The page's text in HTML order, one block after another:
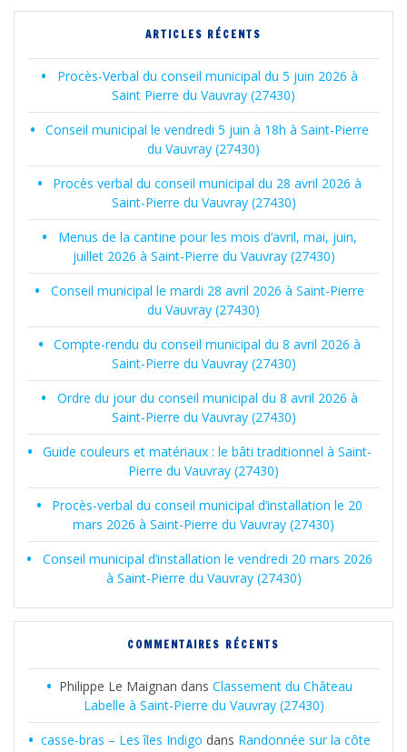
ARTICLES RÉCENTS
Procès-Verbal du conseil municipal du 5 juin 2026 à
Saint Pierre du Vauvray (27430)
Conseil municipal le vendredi 5 juin à 18h à Saint-Pierre
du Vauvray (27430)
Procès verbal du conseil municipal du 28 avril 2026 à
Saint-Pierre du Vauvray (27430)
Menus de la cantine pour les mois d’avril, mai, juin,
juillet 2026 à Saint-Pierre du Vauvray (27430)
Conseil municipal le mardi 28 avril 2026 à Saint-Pierre
du Vauvray (27430)
Compte-rendu du conseil municipal du 8 avril 2026 à
Saint-Pierre du Vauvray (27430)
Ordre du jour du conseil municipal du 8 avril 2026 à
Saint-Pierre du Vauvray (27430)
Guide couleurs et matériaux : le bâti traditionnel à Saint-
Pierre du Vauvray (27430)
Procès-verbal du conseil municipal d’installation le 20
mars 2026 à Saint-Pierre du Vauvray (27430)
Conseil municipal d’installation le vendredi 20 mars 2026
à Saint-Pierre du Vauvray (27430)
COMMENTAIRES RÉCENTS
Philippe Le Maignan dans Classement du Château
Labelle à Saint-Pierre du Vauvray (27430)
casse-bras – Les îles Indigo dans Randonnée sur la côte